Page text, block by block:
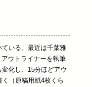
いる。最近は千葉雅
ウトライナーを執筆
化し、15分ほどアウ
（原稿用紙4枚くら